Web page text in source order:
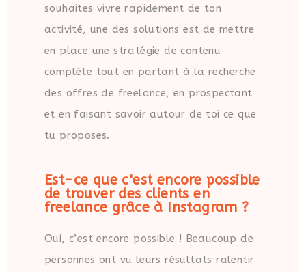
souhaites vivre rapidement de ton
activité, une des solutions est de mettre
en place une stratégie de contenu
complète tout en partant à la recherche
des offres de freelance, en prospectant
et en faisant savoir autour de toi ce que
tu proposes.
Est-ce que c'est encore possible
de trouver des clients en
freelance grâce à Instagram ?
Oui, c’est encore possible ! Beaucoup de
personnes ont vu leurs résultats ralentir